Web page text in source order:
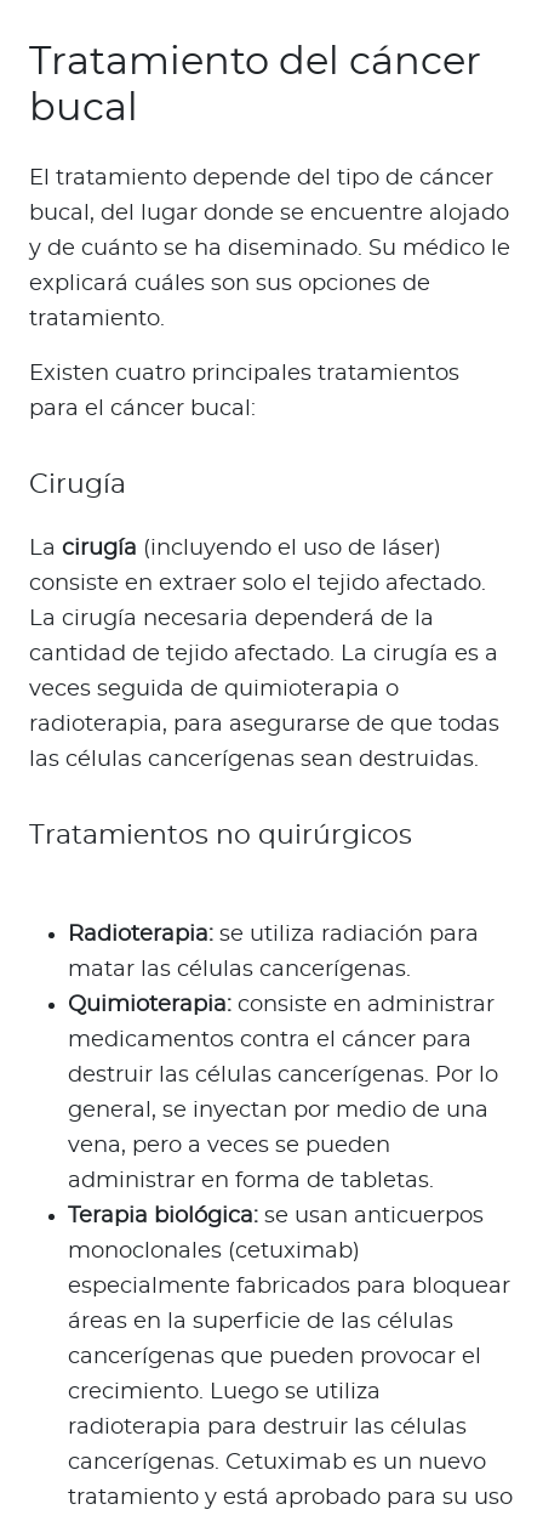
Tratamiento del cáncer
bucal
El tratamiento depende del tipo de cáncer
bucal, del lugar donde se encuentre alojado
y de cuánto se ha diseminado. Su médico le
explicará cuáles son sus opciones de
tratamiento.
Existen cuatro principales tratamientos
para el cáncer bucal:
Cirugía
La cirugía (incluyendo el uso de láser)
consiste en extraer solo el tejido afectado.
La cirugía necesaria dependerá de la
cantidad de tejido afectado. La cirugía es a
veces seguida de quimioterapia o
radioterapia, para asegurarse de que todas
las células cancerígenas sean destruidas.
Tratamientos no quirúrgicos
Radioterapia: se utiliza radiación para
matar las células cancerígenas.
Quimioterapia: consiste en administrar
medicamentos contra el cáncer para
destruir las células cancerígenas. Por lo
general, se inyectan por medio de una
vena, pero a veces se pueden
administrar en forma de tabletas.
Terapia biológica: se usan anticuerpos
monoclonales (cetuximab)
especialmente fabricados para bloquear
áreas en la superficie de las células
cancerígenas que pueden provocar el
crecimiento. Luego se utiliza
radioterapia para destruir las células
cancerígenas. Cetuximab es un nuevo
tratamiento y está aprobado para su uso